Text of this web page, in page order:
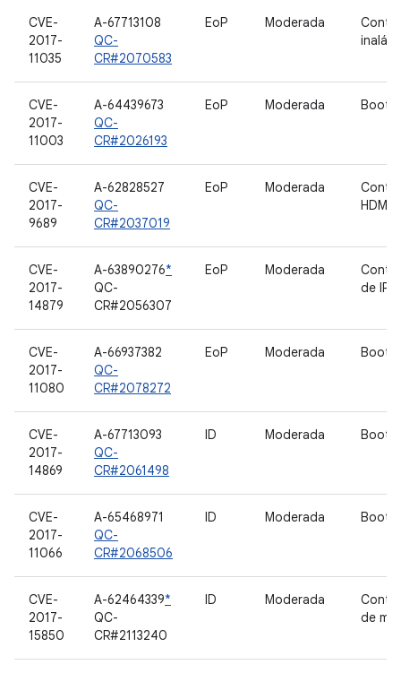
CVE-
2017-
11035
A-67713108
QC-
CR#2070583
EoP Moderada
CVE-
2017-
11003
A-64439673
QC-
CR#2026193
EoP Moderada
CVE-
2017-
9689
A-62828527
QC-
CR#2037019
EoP Moderada
HDMI
CVE-
2017-
14879
A-63890276*
QC-
CR#2056307
EoP Moderada
de IPA
CVE-
2017-
11080
A-66937382
QC-
CR#2078272
EoP Moderada
CVE-
2017-
14869
A-67713093
QC-
CR#2061498
ID Moderada
CVE-
2017-
11066
A-65468971
QC-
CR#2068506
ID Moderada
CVE-
2017-
15850
A-62464339*
QC-
CR#2113240
ID Moderada
de